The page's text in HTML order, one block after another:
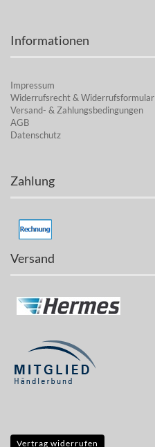
Informationen
Impressum
Widerrufsrecht & Widerrufsformular
Versand- & Zahlungsbedingungen
AGB
Datenschutz
Zahlung
Versand
Vertrag widerrufen